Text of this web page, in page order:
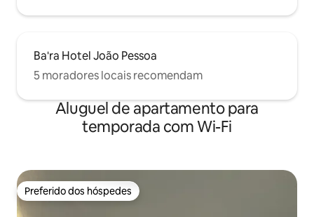
Ba'ra Hotel João Pessoa
5 moradores locais recomendam
Aluguel de apartamento para
temporada com Wi-Fi
Preferido dos hóspedes
Preferido dos hóspedes